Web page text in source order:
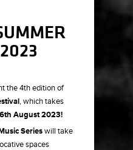
the 4th edition of
, which takes
August 2023!
Serieswill take
spaces